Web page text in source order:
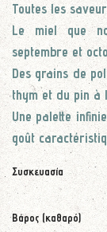
Toutes les
Le miel que
septembre et
Des grains de
thym et du pin à
Une palette
goût
Συσκευασία
Βάρος (καθαρό)